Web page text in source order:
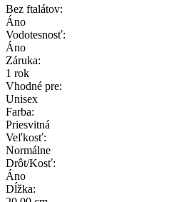
Bez ftalátov:
Áno
Vodotesnosť:
Áno
Záruka:
1 rok
Vhodné pre:
Unisex
Farba:
Priesvitná
Veľkosť:
Normálne
Drôt/Kosť:
Áno
Dĺžka: